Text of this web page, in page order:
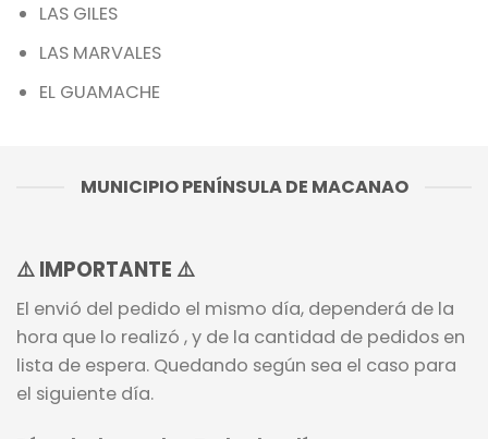
LAS GILES
LAS MARVALES
EL GUAMACHE
MUNICIPIO PENÍNSULA DE MACANAO
⚠️ IMPORTANTE ⚠️
El envió del pedido el mismo día, dependerá de la
hora que lo realizó , y de la cantidad de pedidos en
lista de espera. Quedando según sea el caso para
el siguiente día.